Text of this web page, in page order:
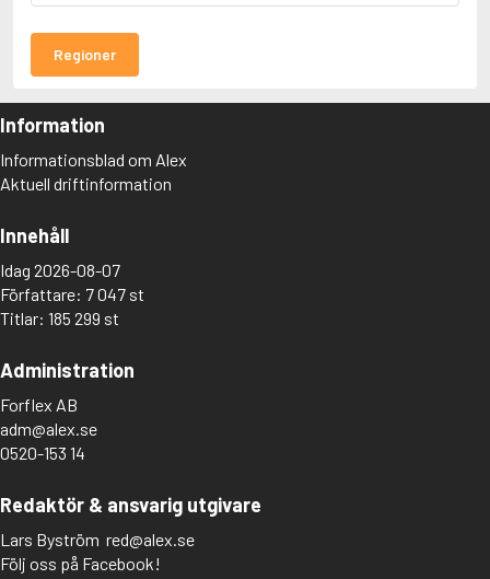
Regioner
Information
Informationsblad om Alex
Aktuell driftinformation
Innehåll
Idag 2026-08-07
Författare: 7 047 st
Titlar: 185 299 st
Administration
Forflex AB
adm@alex.se
0520-153 14
Redaktör & ansvarig utgivare
Lars Byström red@alex.se
Följ oss på Facebook!